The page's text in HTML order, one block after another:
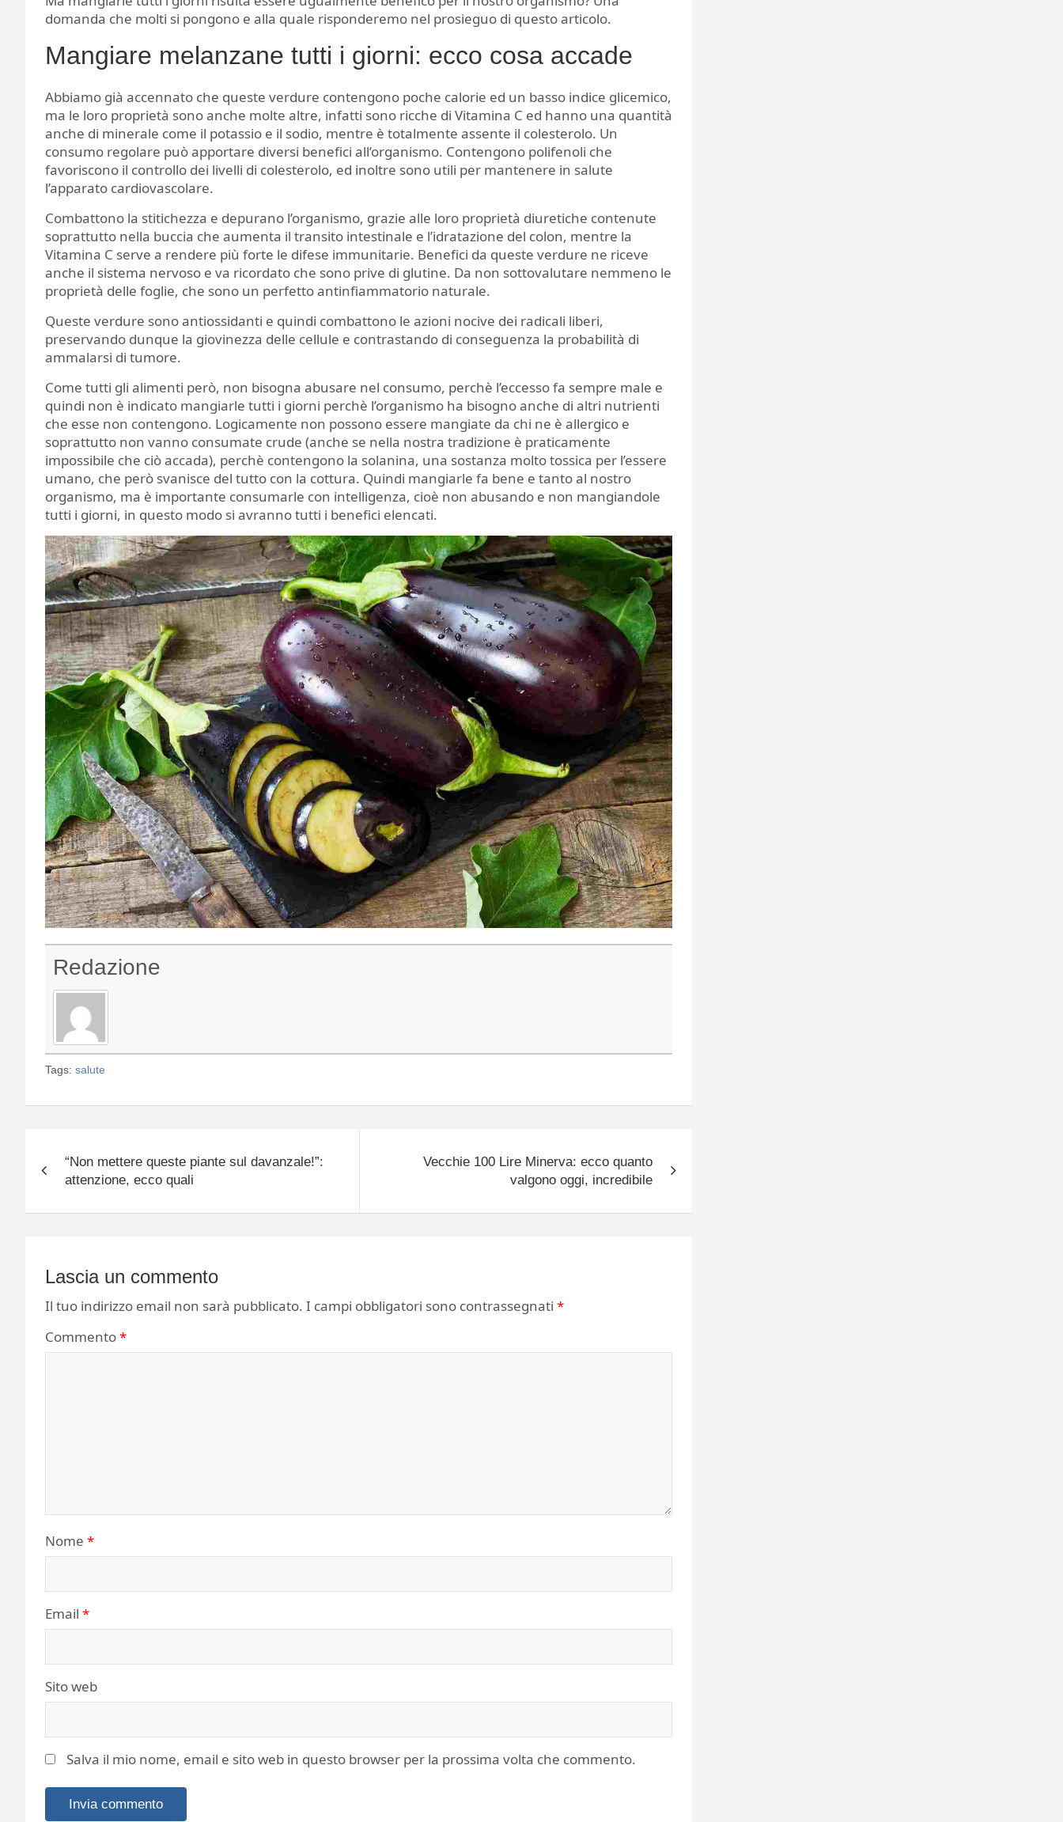
domanda che molti si pongono e alla quale risponderemo nel prosieguo di questo articolo.
Mangiare melanzane tutti i giorni: ecco cosa accade
Abbiamo già accennato che queste verdure contengono poche calorie ed un basso indice glicemico,
ma le loro proprietà sono anche molte altre, infatti sono ricche di Vitamina C ed hanno una quantità
anche di minerale come il potassio e il sodio, mentre è totalmente assente il colesterolo. Un
consumo regolare può apportare diversi benefici all’organismo. Contengono polifenoli che
favoriscono il controllo dei livelli di colesterolo, ed inoltre sono utili per mantenere in salute
l’apparato cardiovascolare.
Combattono la stitichezza e depurano l’organismo, grazie alle loro proprietà diuretiche contenute
soprattutto nella buccia che aumenta il transito intestinale e l’idratazione del colon, mentre la
Vitamina C serve a rendere più forte le difese immunitarie. Benefici da queste verdure ne riceve
anche il sistema nervoso e va ricordato che sono prive di glutine. Da non sottovalutare nemmeno le
proprietà delle foglie, che sono un perfetto antinfiammatorio naturale.
Queste verdure sono antiossidanti e quindi combattono le azioni nocive dei radicali liberi,
preservando dunque la giovinezza delle cellule e contrastando di conseguenza la probabilità di
ammalarsi di tumore.
Come tutti gli alimenti però, non bisogna abusare nel consumo, perchè l’eccesso fa sempre male e
quindi non è indicato mangiarle tutti i giorni perchè l’organismo ha bisogno anche di altri nutrienti
che esse non contengono. Logicamente non possono essere mangiate da chi ne è allergico e
soprattutto non vanno consumate crude (anche se nella nostra tradizione è praticamente
impossibile che ciò accada), perchè contengono la solanina, una sostanza molto tossica per l’essere
umano, che però svanisce del tutto con la cottura. Quindi mangiarle fa bene e tanto al nostro
organismo, ma è importante consumarle con intelligenza, cioè non abusando e non mangiandole
tutti i giorni, in questo modo si avranno tutti i benefici elencati.
Redazione
Tags: salute
articoli
“Non mettere queste piante sul davanzale!”:
attenzione, ecco quali
Vecchie 100 Lire Minerva: ecco quanto
valgono oggi, incredibile
Lascia un commento
Il tuo indirizzo email non sarà pubblicato. I campi obbligatori sono contrassegnati *
Commento*
Nome *
Email *
Sito web
Salva il mio nome, email e sito web in questo browser per la prossima volta che commento.